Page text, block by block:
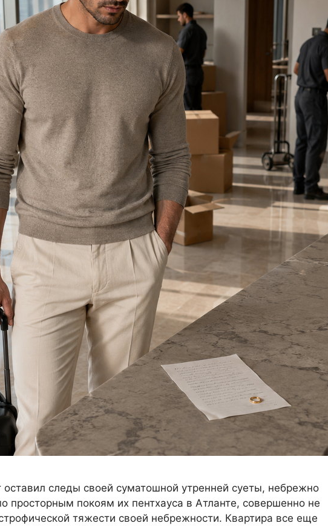
оставил следы своей суматошной утренней суеты, небрежно
просторным покоям их пентхауса в Атланте, совершенно не
тяжести своей небрежности. Квартира все еще